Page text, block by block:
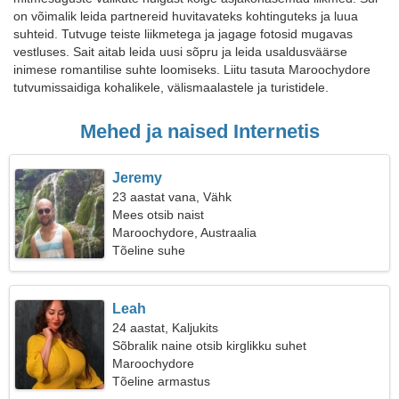
on võimalik leida partnereid huvitavateks kohtinguteks ja luua
suhteid. Tutvuge teiste liikmetega ja jagage fotosid mugavas
vestluses. Sait aitab leida uusi sõpru ja leida usaldusväärse
inimese romantilise suhte loomiseks. Liitu tasuta Maroochydore
tutvumissaidiga kohalikele, välismaalastele ja turistidele.
Mehed ja naised Internetis
Jeremy
23 aastat vana, Vähk
Mees otsib naist
Maroochydore, Austraalia
Tõeline suhe
Leah
24 aastat, Kaljukits
Sõbralik naine otsib kirglikku suhet
Maroochydore
Tõeline armastus